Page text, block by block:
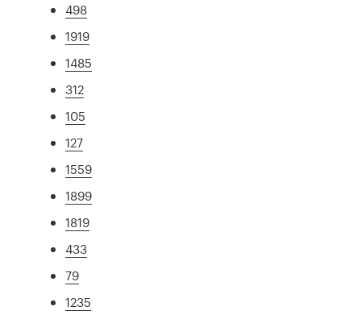
498
1919
1485
312
105
127
1559
1899
1819
433
79
1235